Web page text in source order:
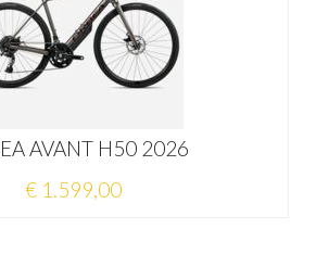
AVANT H50 2026
€ 1.599,00